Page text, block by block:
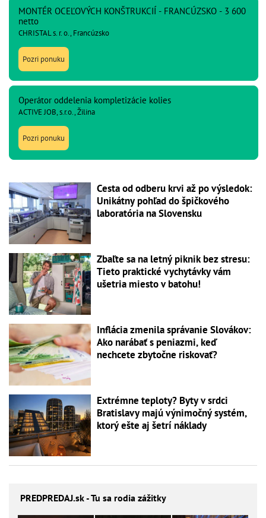
MONTÉR OCEĽOVÝCH KONŠTRUKCIÍ - FRANCÚZSKO - 3 600
netto
CHRISTAL s. r. o., Francúzsko
Pozri ponuku
Operátor oddelenia kompletizácie kolies
ACTIVE JOB, s.r.o., Žilina
Pozri ponuku
Cesta od odberu krvi až po výsledok:
Unikátny pohľad do špičkového
laboratória na Slovensku
Zbaľte sa na letný piknik bez stresu:
Tieto praktické vychytávky vám
ušetria miesto v batohu!
Inflácia zmenila správanie Slovákov:
Ako narábať s peniazmi, keď
nechcete zbytočne riskovať?
Extrémne teploty? Byty v srdci
Bratislavy majú výnimočný systém,
ktorý ešte aj šetrí náklady
PREDPREDAJ.sk - Tu sa rodia zážitky